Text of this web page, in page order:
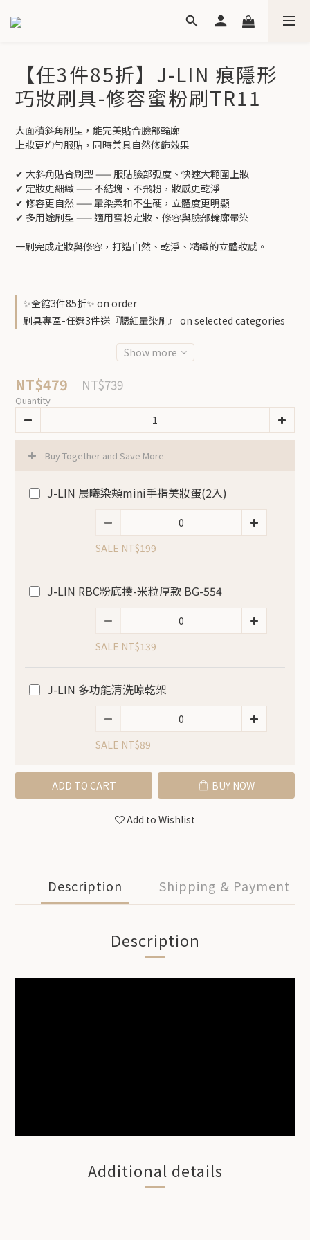
【任3件85折】J-LIN 痕隱形
巧妝刷具-修容蜜粉刷TR11
大面積斜角刷型，能完美貼合臉部輪廓
上妝更均勻服貼，同時兼具自然修飾效果
✔ 大斜角貼合刷型 —— 服貼臉部弧度、快速大範圍上妝
✔ 定妝更細緻 —— 不結塊、不飛粉，妝感更乾淨
✔ 修容更自然 —— 暈染柔和不生硬，立體度更明顯
✔ 多用途刷型 —— 適用蜜粉定妝、修容與臉部輪廓暈染
一刷完成定妝與修容，打造自然、乾淨、精緻的立體妝感。
✨全館3件85折✨ on order
刷具專區-任選3件送『腮紅暈染刷』 on selected categories
Show more
NT$479 NT$739
Quantity
Buy Together and Save More
J-LIN 晨曦染頰mini手指美妝蛋(2入)
SALE NT$199
J-LIN RBC粉底撲-米粒厚款 BG-554
SALE NT$139
J-LIN 多功能清洗晾乾架
SALE NT$89
ADD TO CART BUY NOW
Add to Wishlist
Description Shipping & Payment
Description
Additional details